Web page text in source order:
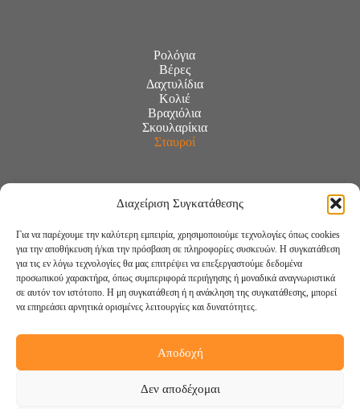
Διαχείριση Συγκατάθεσης
Για να παρέχουμε την καλύτερη εμπειρία, χρησιμοποιούμε τεχνολογίες όπως cookies
για την αποθήκευση ή/και την πρόσβαση σε πληροφορίες συσκευών. Η συγκατάθεση
για τις εν λόγω τεχνολογίες θα μας επιτρέψει να επεξεργαστούμε δεδομένα
προσωπικού χαρακτήρα, όπως συμπεριφορά περιήγησης ή μοναδικά αναγνωριστικά
σε αυτόν τον ιστότοπο. Η μη συγκατάθεση ή η ανάκληση της συγκατάθεσης, μπορεί
να επηρεάσει αρνητικά ορισμένες λειτουργίες και δυνατότητες.
Αποδοχή
Δεν αποδέχομαι
Ρολόγια
Βέρες
Δαχτυλίδια
Κολιέ
Βραχιόλια
Σκουλαρίκια
Σταυροί